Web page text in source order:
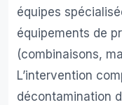
équipes
équipements de
(combinaisons,
L’intervention
décontamination